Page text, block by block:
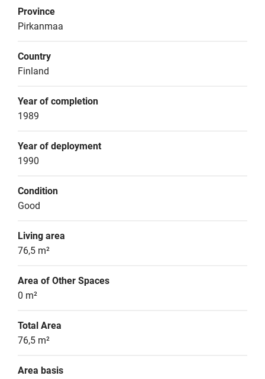
Province
Pirkanmaa
Country
Finland
Year of completion
1989
Year of deployment
1990
Condition
Good
Living area
76,5 m²
Area of Other Spaces
0 m²
Total Area
76,5 m²
Area basis